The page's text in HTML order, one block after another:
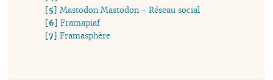
[5]Mastodon Mastodon - Réseau social
[6]Framapiaf
[7]Framasphère